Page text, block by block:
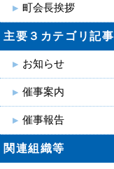
町会長挨拶
主要３カテゴリ記事
お知らせ
催事案内
催事報告
関連組織等